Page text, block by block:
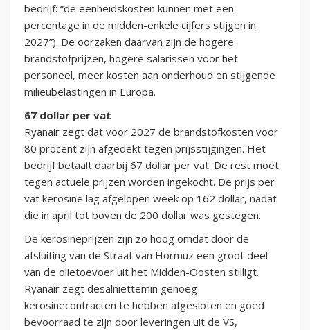
bedrijf: “de eenheidskosten kunnen met een
percentage in de midden-enkele cijfers stijgen in
2027”). De oorzaken daarvan zijn de hogere
brandstofprijzen, hogere salarissen voor het
personeel, meer kosten aan onderhoud en stijgende
milieubelastingen in Europa.
67 dollar per vat
Ryanair zegt dat voor 2027 de brandstofkosten voor
80 procent zijn afgedekt tegen prijsstijgingen. Het
bedrijf betaalt daarbij 67 dollar per vat. De rest moet
tegen actuele prijzen worden ingekocht. De prijs per
vat kerosine lag afgelopen week op 162 dollar, nadat
die in april tot boven de 200 dollar was gestegen.
De kerosineprijzen zijn zo hoog omdat door de
afsluiting van de Straat van Hormuz een groot deel
van de olietoevoer uit het Midden-Oosten stilligt.
Ryanair zegt desalniettemin genoeg
kerosinecontracten te hebben afgesloten en goed
bevoorraad te zijn door leveringen uit de VS,